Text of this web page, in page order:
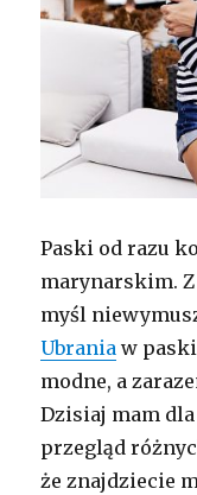
Paski od razu
marynarskim.
myśl
Ubrania w paski
modne, a
Dzisiaj mam
przegląd
że znajdziecie